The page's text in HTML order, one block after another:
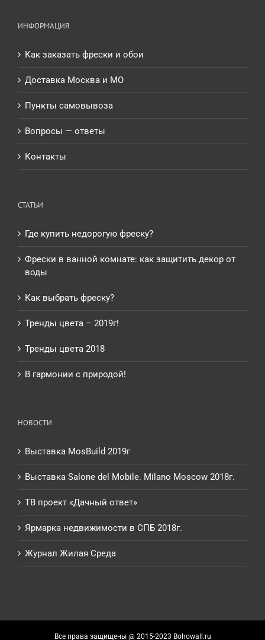
ИНФОРМАЦИЯ
Как заказать фрески и обои
Доставка Москва и МО
Пункты самовывоза
Вопросы — ответы
Контакты
СТАТЬИ
Где купить недорогую фреску?
Фрески в ванной комнате: как защитить декор от
воды
Как выбрать фреску?
Тренды цвета – 2019г!
Тренды цвета 2018
В гармонии с природой!
НОВОСТИ
Выставка MosBuild 2019г
Выставка Salone del Mobile. Milano Moscow 2018г.
ТВ проект «Дачный ответ»
Ярмарка недвижимости в СПБ 2018г.
Журнал Жилая Среда
Все права защищены @ 2015-2023 Bohowall.ru